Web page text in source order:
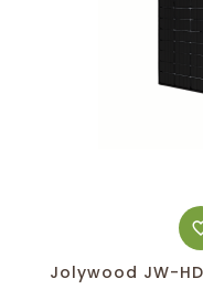
Jolywood JW-